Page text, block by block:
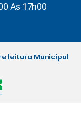
As 17h00
Municipal